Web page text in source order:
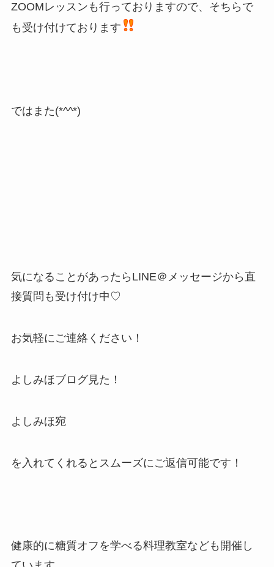
ZOOMレッスンも行っておりますので、そちらで
も受け付けております
ではまた(*^^*)
気になることがあったらLINE＠メッセージから直
接質問も受け付け中♡
お気軽にご連絡ください！
よしみほブログ見た！
よしみほ宛
を入れてくれるとスムーズにご返信可能です！
健康的に糖質オフを学べる料理教室なども開催し